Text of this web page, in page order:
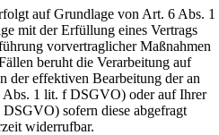
auf Grundlage von Art. 6 Abs. 1
mit der Erfüllung eines Vertrags
vorvertraglicher Maßnahmen
beruht die Verarbeitung auf
der effektiven Bearbeitung der an
Abs. 1 lit. f DSGVO) oder auf Ihrer
sofern diese abgefragt
widerrufbar.